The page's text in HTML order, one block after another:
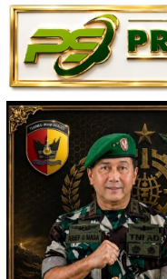
Loncat
ke
konten